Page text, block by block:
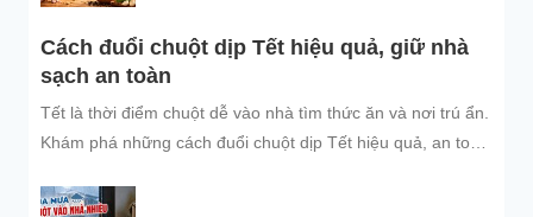
Cách đuổi chuột dịp Tết hiệu quả, giữ nhà
sạch an toàn
Tết là thời điểm chuột dễ vào nhà tìm thức ăn và nơi trú ẩn.
Khám phá những cách đuổi chuột dịp Tết hiệu quả, an toàn
đình và đón năm mới an tâm.